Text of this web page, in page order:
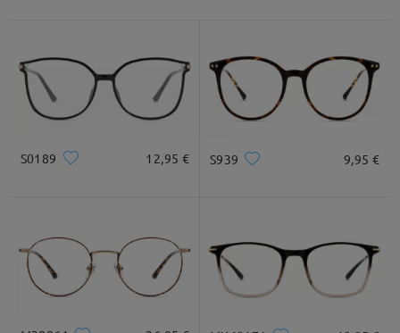
S0189 12,95 € S939 9,95 €